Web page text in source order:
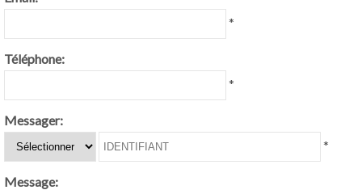
*
Téléphone:
*
Messager:
*
Message: